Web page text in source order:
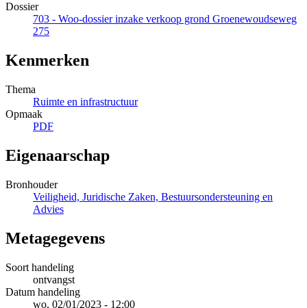
Dossier
703 - Woo-dossier inzake verkoop grond Groenewoudseweg
275
Kenmerken
Thema
Ruimte en infrastructuur
Opmaak
PDF
Eigenaarschap
Bronhouder
Veiligheid, Juridische Zaken, Bestuursondersteuning en
Advies
Metagegevens
Soort handeling
ontvangst
Datum handeling
wo, 02/01/2023 - 12:00